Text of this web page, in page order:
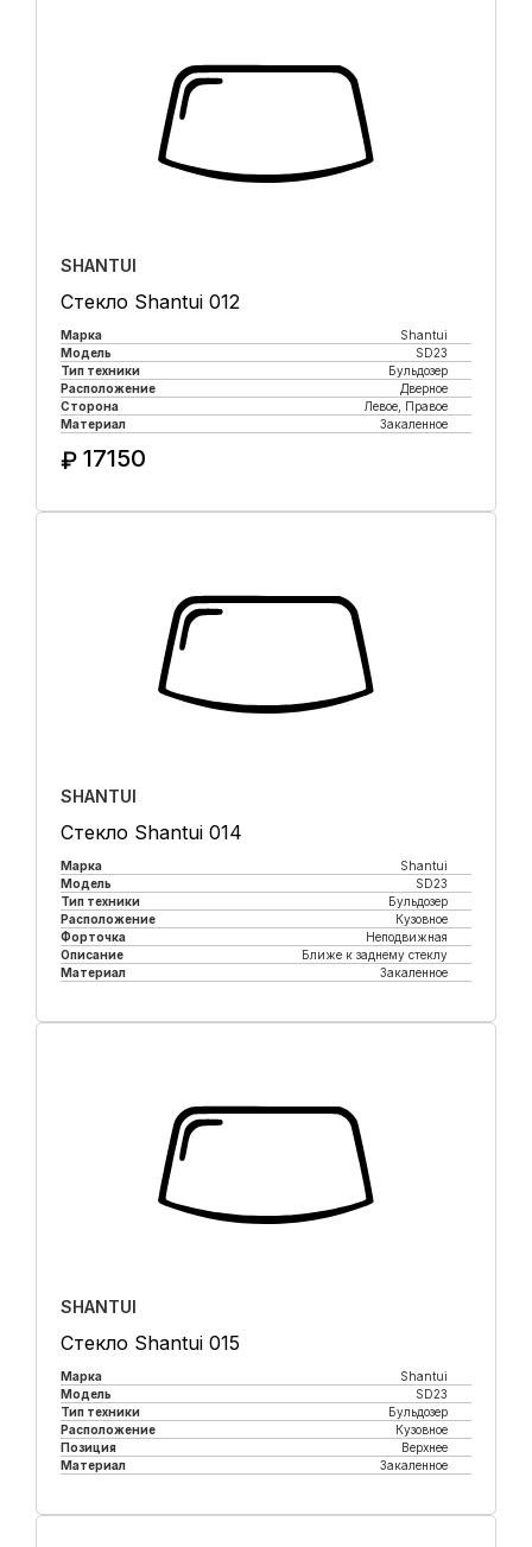
SHANTUI
Стекло Shantui 012
Марка
Shantui
Модель
SD23
Тип техники
Бульдозер
Расположение
Дверное
Сторона
Левое, Правое
Материал
Закаленное
₽ 17150
SHANTUI
Стекло Shantui 014
Марка
Shantui
Модель
SD23
Тип техники
Бульдозер
Расположение
Кузовное
Форточка
Неподвижная
Описание
Ближе к заднему стеклу
Материал
Закаленное
SHANTUI
Стекло Shantui 015
Марка
Shantui
Модель
SD23
Тип техники
Бульдозер
Расположение
Кузовное
Позиция
Верхнее
Материал
Закаленное